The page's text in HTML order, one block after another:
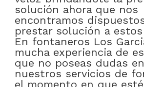
solución ahora que nos
encontramos
prestar solución a
En fontaneros Los
mucha experiencia de
que no poseas dudas
nuestros servicios de
el momento en que